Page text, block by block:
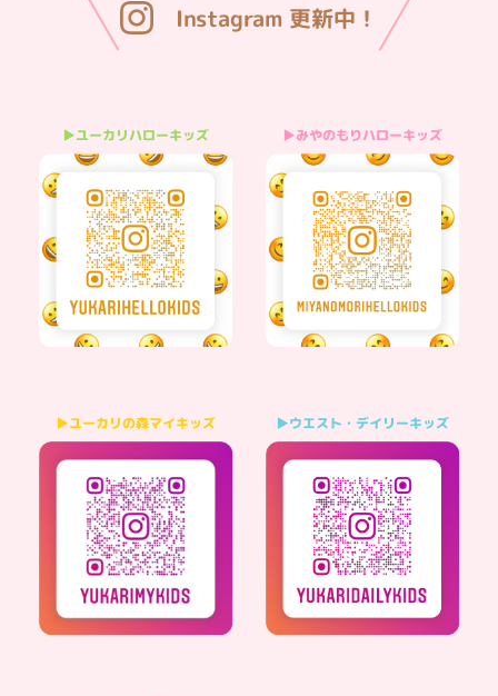
Instagram 更新中！
▶ユーカリハローキッズ ▶みやのもりハローキッズ
▶ユーカリの森マイキッズ ▶ウエスト・デイリーキッズ